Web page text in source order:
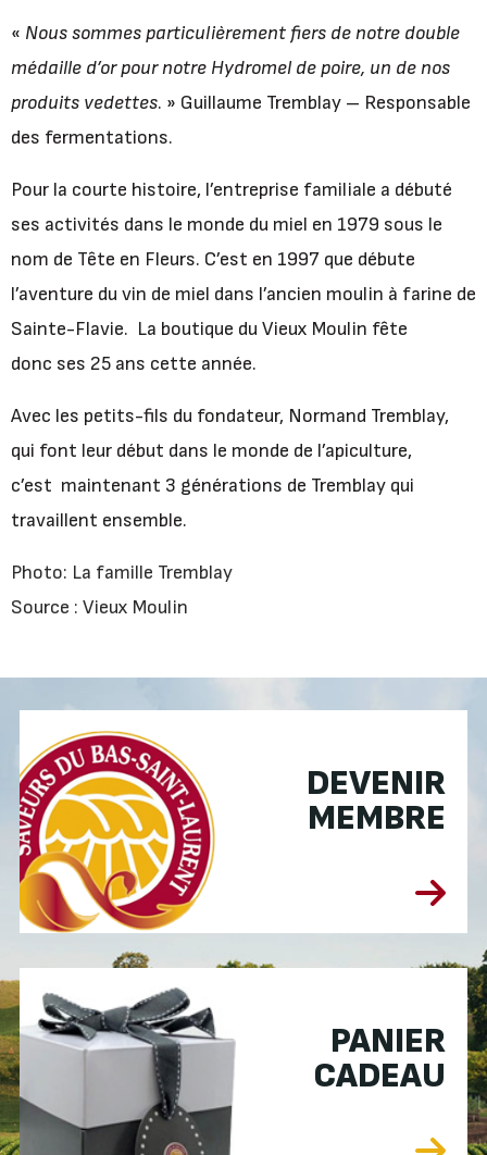
« Nous sommes particulièrement fiers de notre double
médaille d’or pour notre Hydromel de poire, un de nos
produits vedettes. » Guillaume Tremblay – Responsable
des fermentations.
Pour la courte histoire, l’entreprise familiale a débuté
ses activités dans le monde du miel en 1979 sous le
nom de Tête en Fleurs. C’est en 1997 que débute
l’aventure du vin de miel dans l’ancien moulin à farine de
Sainte-Flavie. La boutique du Vieux Moulin fête
donc ses 25 ans cette année.
Avec les petits-fils du fondateur, Normand Tremblay,
qui font leur début dans le monde de l’apiculture,
c’est maintenant 3 générations de Tremblay qui
travaillent ensemble.
Photo: La famille Tremblay
Source : Vieux Moulin
DEVENIR
MEMBRE
PANIER
CADEAU